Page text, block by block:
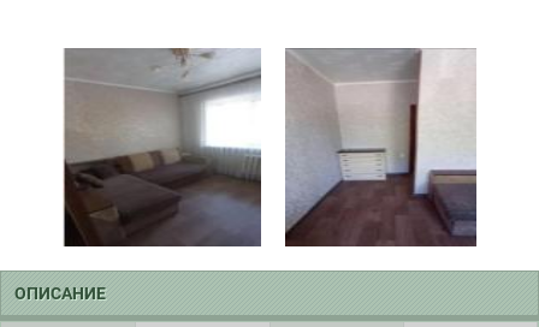
ОПИСАНИЕ